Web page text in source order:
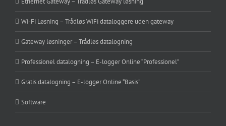
Wi-Fi Løsning – Trådløs WiFi dataloggere uden gateway
Gateway løsninger – Trådløs datalogning
Professionel datalogning – E-logger Online “Professionel”
Gratis datalogning – E-logger Online “Basis”
Software